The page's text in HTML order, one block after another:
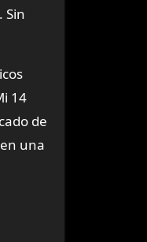
Sin
14
de
una